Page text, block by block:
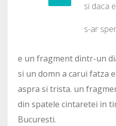
si daca
s-ar
e un fragment dintr-un
si un domn a carui fatza
aspra si trista. un
din spatele cintaretei in
Bucuresti.